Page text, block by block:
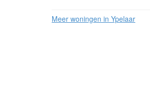
Meer woningen in Ypelaar